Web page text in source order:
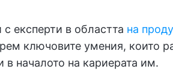
експерти в областта на
ключовите умения, които
в началото на кариерата им.